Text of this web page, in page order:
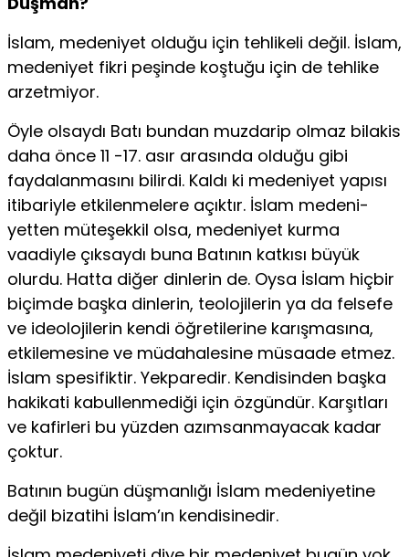
İslam, medeniyet olduğu için tehlikeli değil. İslam,
medeni­yet fikri peşinde koştuğu için de tehlike
arzetmiyor.
Öyle olsaydı Batı bundan muzdarip olmaz bilakis
daha önce 11 -17. asır arasında olduğu gibi
faydalanmasını bilirdi. Kaldı ki medeniyet yapısı
itibariyle etkilenmelere açıktır. İslam medeni­
yetten müteşekkil olsa, medeniyet kurma
vaadiyle çıksaydı buna Batının katkısı büyük
olurdu. Hatta diğer dinlerin de. Oysa İs­lam hiçbir
biçimde başka dinlerin, teolojilerin ya da felsefe
ve ideolojilerin kendi öğretilerine karışmasına,
etkilemesine ve mü­dahalesine müsaade etmez.
İslam spesifiktir. Yekparedir. Ken­disinden başka
hakikati kabullenmediği için özgündür. Karşıt­ları
ve kafirleri bu yüzden azımsanmayacak kadar
çoktur.
Batının bugün düşmanlığı İslam medeniyetine
değil biza­tihi İslam’ın kendisinedir.